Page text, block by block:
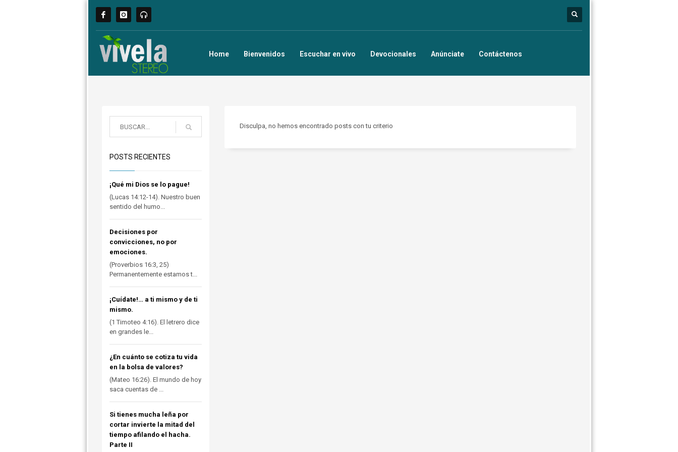
Home Bienvenidos Escuchar en vivo Devocionales Anúnciate Contáctenos
Disculpa, no hemos encontrado posts con tu criterio
POSTS RECIENTES
¡Qué mi Dios se lo pague!
(Lucas 14:12-14). Nuestro buen
sentido del humo...
Decisiones por
convicciones, no por
emociones.
(Proverbios 16:3, 25)
Permanentemente estamos t...
¡Cuídate!… a ti mismo y de ti
mismo.
(1 Timoteo 4:16). El letrero dice
en grandes le...
¿En cuánto se cotiza tu vida
en la bolsa de valores?
(Mateo 16:26). El mundo de hoy
saca cuentas de ...
Si tienes mucha leña por
cortar invierte la mitad del
tiempo afilando el hacha.
Parte II